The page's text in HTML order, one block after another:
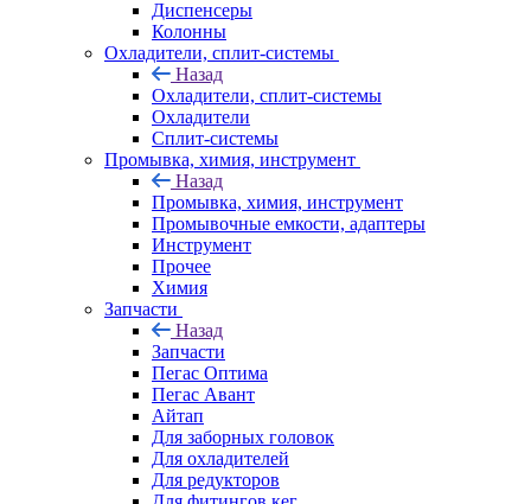
Диспенсеры
Колонны
Охладители, сплит-системы
Назад
Охладители, сплит-системы
Охладители
Сплит-системы
Промывка, химия, инструмент
Назад
Промывка, химия, инструмент
Промывочные емкости, адаптеры
Инструмент
Прочее
Химия
Запчасти
Назад
Запчасти
Пегас Оптима
Пегас Авант
Айтап
Для заборных головок
Для охладителей
Для редукторов